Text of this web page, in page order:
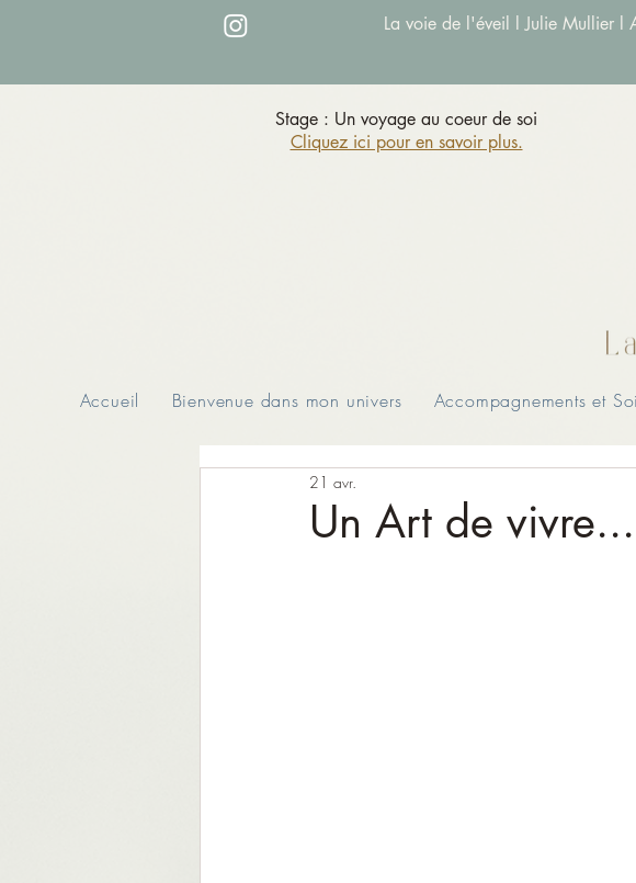
La voie de l'éveil l Julie Mullier l
Stage : Un voyage au coeur de soi
Cliquez ici pour en savoir plus.
Accueil Bienvenue dans mon univers Accompagnements et
Un Art de vivre...
21 avr.